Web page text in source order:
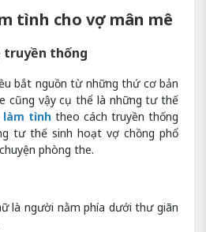
tình cho vợ mân mê
truyền thống
bắt nguồn từ những thứ cơ bản
cũng vậy cụ thể là những tư thế
làm tình theo cách truyền thống
tư thế sinh hoạt vợ chồng phổ
phòng the.
là người nằm phía dưới thư giãn